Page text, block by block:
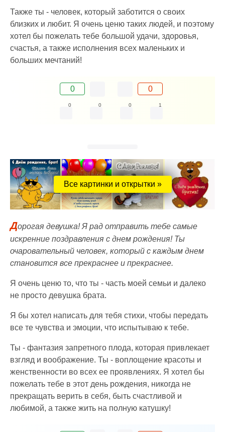
Также ты - человек, который заботится о своих
близких и любит. Я очень ценю таких людей, и поэтому
хотел бы пожелать тебе большой удачи, здоровья,
счастья, а также исполнения всех маленьких и
больших мечтаний!
0 0
0 0 0 1
Все картинки и открытки »
Дорогая девушка! Я рад отправить тебе самые
искренние поздравления с днем рождения! Ты
очаровательный человек, который с каждым днем
становится все прекраснее и прекраснее.
Я очень ценю то, что ты - часть моей семьи и далеко
не просто девушка брата.
Я бы хотел написать для тебя стихи, чтобы передать
все те чувства и эмоции, что испытываю к тебе.
Ты - фантазия запретного плода, которая привлекает
взгляд и воображение. Ты - воплощение красоты и
женственности во всех ее проявлениях. Я хотел бы
пожелать тебе в этот день рождения, никогда не
прекращать верить в себя, быть счастливой и
любимой, а также жить на полную катушку!